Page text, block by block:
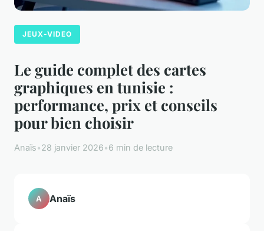
JEUX-VIDEO
Le guide complet des cartes
graphiques en tunisie :
performance, prix et conseils
pour bien choisir
Anaïs•28 janvier 2026•6 min de lecture
A Anaïs